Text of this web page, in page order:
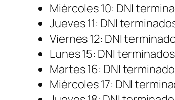
Miércoles 10: DNI
Jueves 11: DNI
Viernes 12: DNI
Lunes 15: DNI
Martes 16: DNI
Miércoles 17: DNI